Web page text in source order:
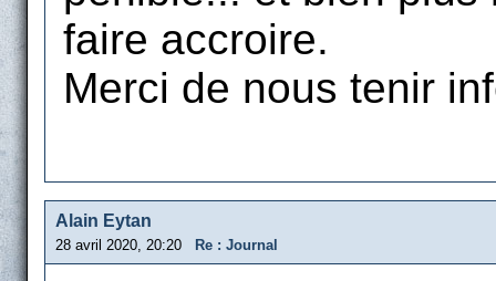
faire accroire.
Merci de nous tenir
Alain Eytan
28 avril 2020, 20:20 Re : Journal